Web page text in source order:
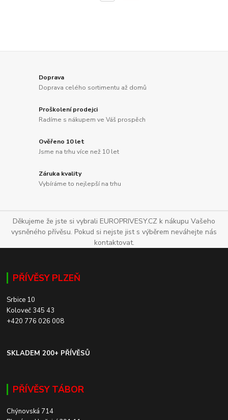
Doprava
Doprava celého sortimentu až domů
Proškolení prodejci
Radíme s nákupem ve Váš prospěch
Ověřeno 10 let
Jsme na trhu více než 10 let
Záruka kvality
Vybíráme to nejlepší na trhu
Děkujeme že jste si vybrali EUROPRIVESY.CZ k nákupu Vašeho
vysněného přívěsu. Pokud si nejste jist s výběrem neváhejte nás
kontaktovat.
PŘÍVĚSY PLZEŇ
Srbice 10
Koloveč 345 43
+420 776 026 008
SKLADEM 200+ PŘÍVĚSŮ
PŘÍVĚSY TÁBOR
Chýnovská 714